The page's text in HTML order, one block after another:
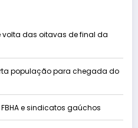
das oitavas de final da
população para chegada do
e sindicatos gaúchos